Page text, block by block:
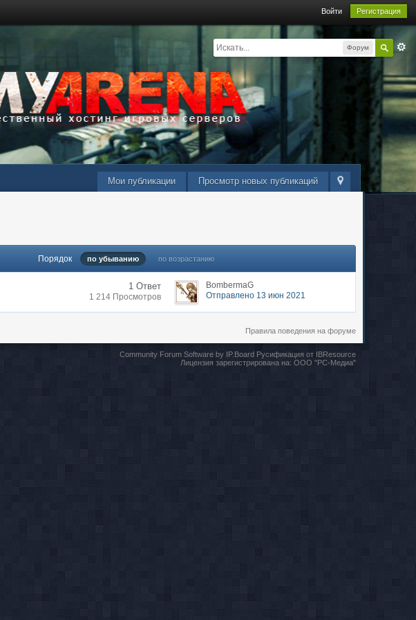
Войти Регистрация
Форум
Просмотр новых публикаций
Мои публикации
Порядок по убыванию по возрастанию
1 Ответ
1 214 Просмотров
BombermaG
Отправлено 13 июн 2021
Правила поведения на форуме
Community Forum Software by IP.BoardРусификация от IBResource
Лицензия зарегистрирована на: ООО "РС-Медиа"